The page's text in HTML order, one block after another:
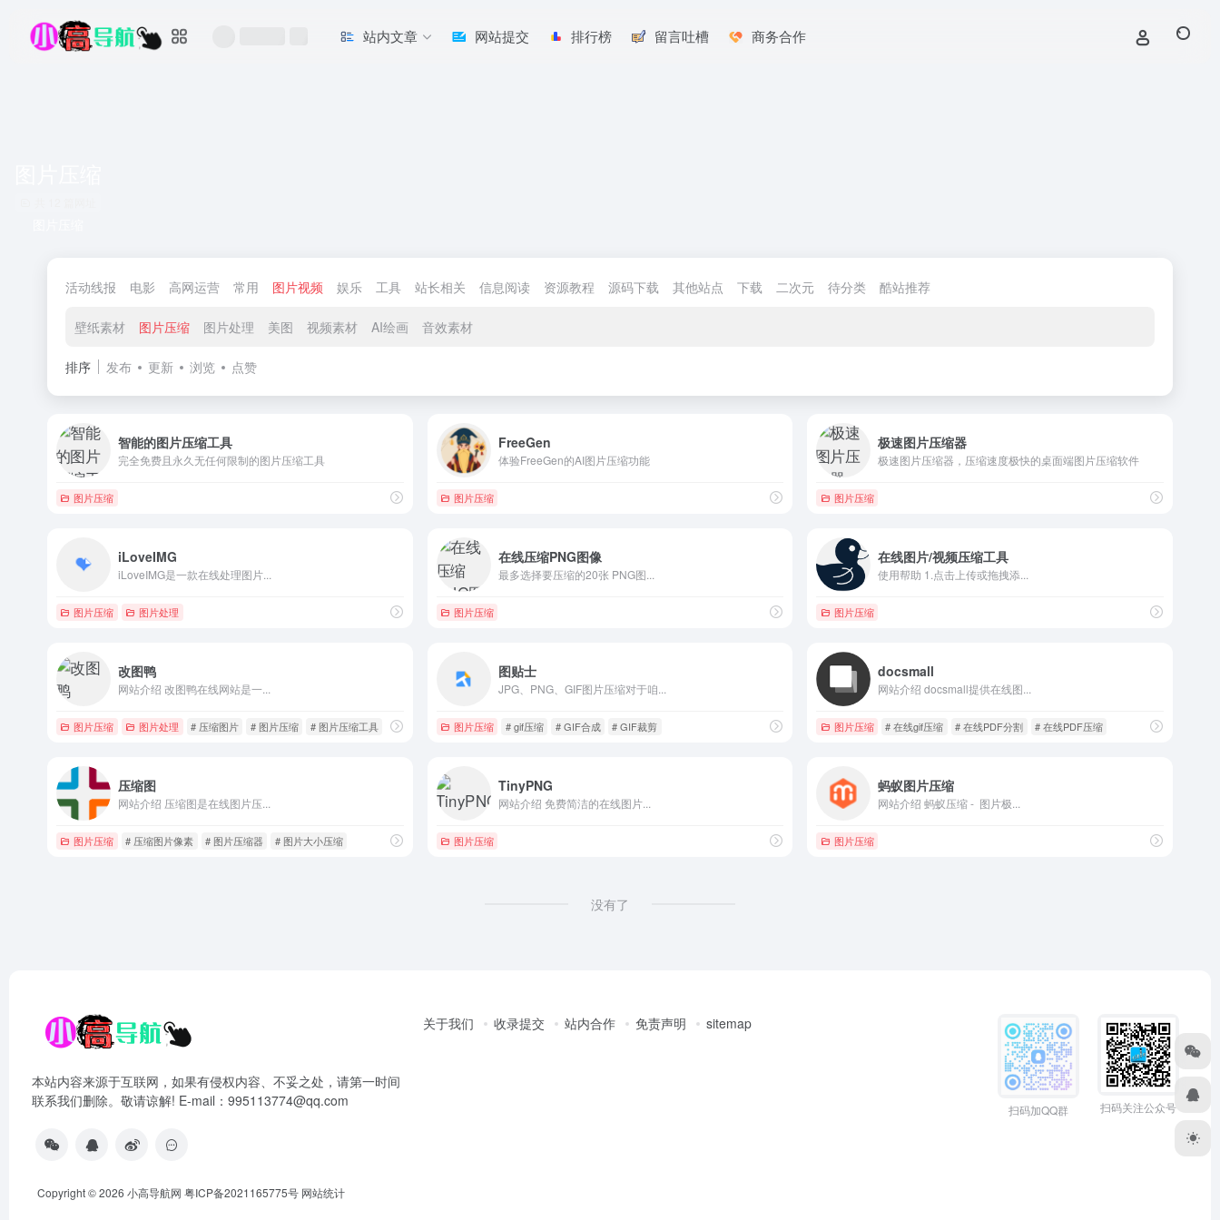
站内文章 网站提交 排行榜 留言吐槽 商务合作
活动线报 电影 高网运营 常用 图片视频 娱乐 工具 站长相关 信息阅读 资源教程 源码下载 其他站点 下载 二次元 待分类 酷站推荐
壁纸素材 图片压缩 图片处理 美图 视频素材 AI绘画 音效素材
排序 发布 更新 浏览 点赞
智能的图片压缩工具
完全免费且永久无任何限制的图片压缩工具
图片压缩
FreeGen
体验FreeGen的AI图片压缩功能
图片压缩
极速图片压缩器
极速图片压缩器，压缩速度极快的桌面端图片压缩软件
图片压缩
iLoveIMG
iLoveIMG是一款在线处理图片...
图片压缩 图片处理
在线压缩PNG图像
最多选择要压缩的20张 PNG图...
图片压缩
在线图片/视频压缩工具
使用帮助 1.点击上传或拖拽添...
图片压缩
改图鸭
网站介绍 改图鸭在线网站是一...
图片压缩 图片处理 # 压缩图片 # 图片压缩 # 图片压缩工具
图贴士
JPG、PNG、GIF图片压缩对于咱...
图片压缩 # gif压缩 # GIF合成 # GIF裁剪
docsmall
网站介绍 docsmall提供在线图...
图片压缩 # 在线gif压缩 # 在线PDF分割 # 在线PDF压缩
压缩图
网站介绍 压缩图是在线图片压...
图片压缩 # 压缩图片像素 # 图片压缩器 # 图片大小压缩
TinyPNG
网站介绍 免费简洁的在线图片...
图片压缩
蚂蚁图片压缩
网站介绍 蚂蚁压缩 - 图片极...
图片压缩
没有了
本站内容来源于互联网，如果有侵权内容、不妥之处，请第一时间
联系我们删除。敬请谅解! E-mail：995113774@qq.com
关于我们 收录提交 站内合作 免责声明 sitemap
扫码加QQ群 扫码关注公众号
Copyright © 2026 小高导航网 粤ICP备2021165775号 网站统计